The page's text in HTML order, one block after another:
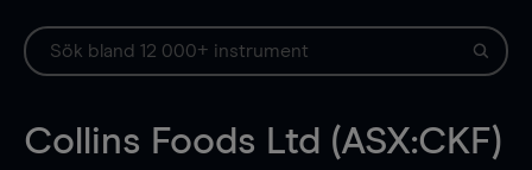
Collins Foods Ltd (ASX:CKF)